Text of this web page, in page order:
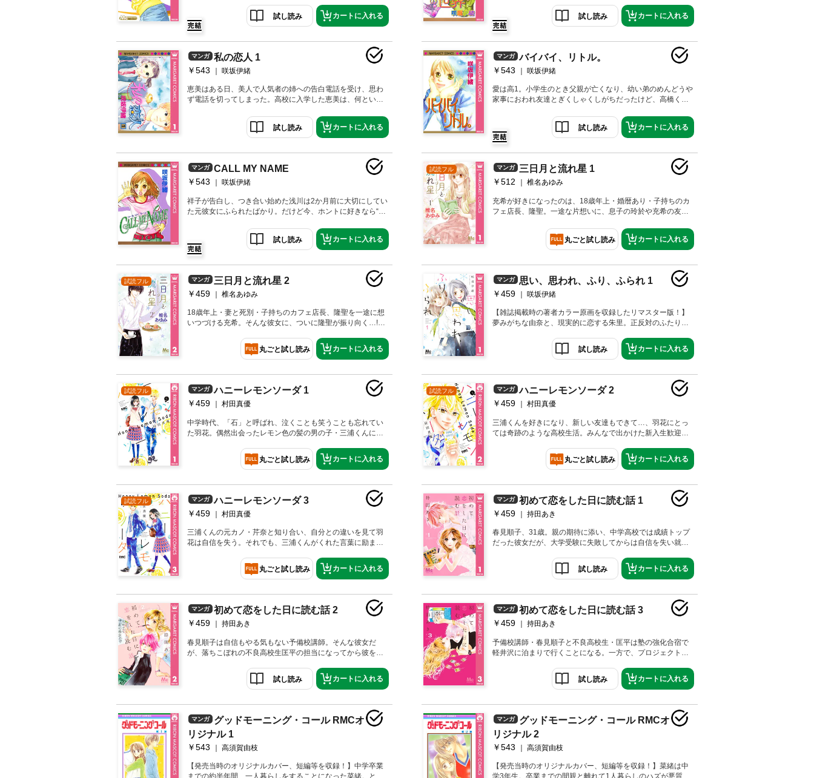
【収録作品】マスカラ ブルース／ロマンスの輪郭／私が私
であるために―長い夢―
試し読み カートに入れる
て…。 【同時収録】ピカピカオレンジ／女のコ。男のコ。
／男のコ。女のコ。
試し読み カートに入れる
マンガ 私の恋人 1
￥543 咲坂伊緒
恵美はある日、美人で人気者の姉への告白電話を受け、思わ
ず電話を切ってしまった。高校に入学した恵美は、何という
試し読み
カートに入れる
マンガ バイバイ、リトル。
￥543 咲坂伊緒
愛は高1。小学生のとき父親が亡くなり、幼い弟のめんどうや
家事におわれ友達とぎくしゃくしがちだったけど、高橋くん
期。 【同時収録】恋と馬鹿と私／私の胸はチリチリと／TO
O YOUNG
試し読み カートに入れる
マンガ CALL MY NAME
￥543 咲坂伊緒
祥子が告白し、つき合い始めた浅川は2か月前に大切にしてい
た元彼女にふられたばかり。だけど今、ホントに好きなら“祥
【同時収録】透明の夢をみてる／ピンクになりたい。／「好
き」なんて言わない／愛のある風景
試し読み カートに入れる
試読フル マンガ 三日月と流れ星 1
￥512 椎名あゆみ
充希が好きになったのは、18歳年上・婚暦あり・子持ちのカ
フェ店長、隆聖。一途な片想いに、息子の玲於や充希の友だ
に…!? 【同時収録】ベイビィ★LOVE－10years after－
丸ごと試し読み
カートに入れる
試読フル マンガ 三日月と流れ星 2
￥459 椎名あゆみ
18歳年上・妻と死別・子持ちのカフェ店長、隆聖を一途に想
いつづける充希。そんな彼女に、ついに隆聖が振り向く…!?
─。 揺れる恋心は、切なさで輝きを増す──!! 【同時収
録】ベイビィ★LOVE－10years after－ おまけ編
丸ごと試し読み カートに入れる
マンガ 思い、思われ、ふり、ふられ 1
￥459 咲坂伊緒
【雑誌掲載時の著者カラー原画を収録したリマスター版！】
夢みがちな由奈と、現実的に恋する朱里。正反対のふたりだ
りの男子も加わり、きらめく青春と本音をぶつけあう恋がス
試し読み カートに入れる
試読フル マンガ ハニーレモンソーダ 1
￥459 村田真優
中学時代、「石」と呼ばれ、泣くことも笑うことも忘れてい
た羽花。偶然出会ったレモン色の髪の男の子・三浦くんに憧
く弾ける青春が、ここからはじまる！
丸ごと試し読み カートに入れる
試読フル マンガ ハニーレモンソーダ 2
￥459 村田真優
三浦くんを好きになり、新しい友達もできて…、羽花にとっ
ては奇跡のような高校生活。みんなで出かけた新入生歓迎遠
─。無限にときめく青春がここにある！
丸ごと試し読み カートに入れる
試読フル マンガ ハニーレモンソーダ 3
￥459 村田真優
三浦くんの元カノ・芹奈と知り合い、自分との違いを見て羽
花は自信を失う。それでも、三浦くんがくれた言葉に励まさ
鳴りが止まらない！ いちばん輝く青春は、ここで出会え
丸ごと試し読み カートに入れる
マンガ 初めて恋をした日に読む話 1
￥459 持田あき
春見順子、31歳。親の期待に添い、中学高校では成績トップ
だった彼女だが、大学受験に失敗してからは自信を失い就職
な順子が出会ったのは厳しい父親にろくでなしの烙印を押さ
れた不良の高校生。 彼との出会いは順子をどう変えていく
試し読み カートに入れる
マンガ 初めて恋をした日に読む話 2
￥459 持田あき
春見順子は自信もやる気もない予備校講師。そんな彼女だ
が、落ちこぼれの不良高校生匡平の担当になってから彼を東
に片思いしている従兄弟のエリート商社マン・雅志も積極的
試し読み カートに入れる
マンガ 初めて恋をした日に読む話 3
￥459 持田あき
予備校講師・春見順子と不良高校生・匡平は塾の強化合宿で
軽井沢に泊まりで行くことになる。一方で、プロジェクトを
し、今は南高の教師をしている既婚者・山下までもが軽井沢
に揃う…！ 何が起きるか分からない合宿編！ 【同時収
う方法／ホーンテッド私物語
試し読み カートに入れる
マンガ
グッドモーニング・コール RMCオ
リジナル 1
￥543 高須賀由枝
【発売当時のオリジナルカバー、短編等を収録！】中学卒業
マンガ
グッドモーニング・コール RMCオ
リジナル 2
￥543 高須賀由枝
【発売当時のオリジナルカバー、短編等を収録！】菜緒は中